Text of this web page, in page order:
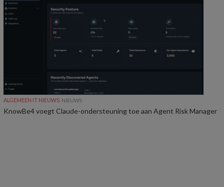
ALGEMEEN IT NIEUWS NIEUWS
KnowBe4 voegt Claude-ondersteuning toe aan Agent Risk Manager